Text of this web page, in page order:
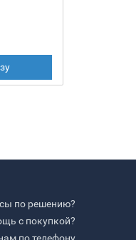
по решению?
с покупкой?